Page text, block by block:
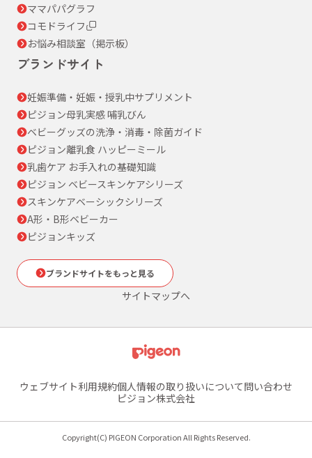
ママパパグラフ
コモドライフ
お悩み相談室（掲示板）
ブランドサイト
妊娠準備・妊娠・授乳中サプリメント
ピジョン母乳実感 哺乳びん
ベビーグッズの洗浄・消毒・除菌ガイド
ピジョン離乳食 ハッピーミール
乳歯ケア お手入れの基礎知識
ピジョン ベビースキンケアシリーズ
スキンケアベーシックシリーズ
A形・B形ベビーカー
ピジョンキッズ
ブランドサイトをもっと見る
サイトマップへ
ウェブサイト利用規約個人情報の取り扱いについて問い合わせ
ピジョン株式会社
Copyright(C) PIGEON Corporation All Rights Reserved.